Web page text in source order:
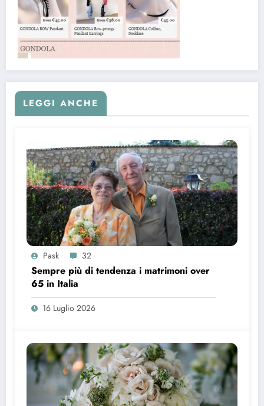
LEGGI ANCHE
Pask 32
Sempre più di tendenza i matrimoni over
65 in Italia
16 Luglio 2026